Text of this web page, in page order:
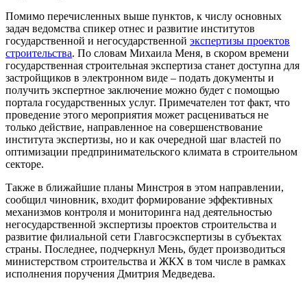
Помимо перечисленных выше пунктов, к числу основных
задач ведомства спикер отнес и развитие институтов
государственной и негосударственной экспертизы проектов
строительства. По словам Михаила Меня, в скором времени
государственная строительная экспертиза станет доступна для
застройщиков в электронном виде – подать документы и
получить экспертное заключение можно будет с помощью
портала государственных услуг. Примечателен тот факт, что
проведение этого мероприятия может расцениваться не
только действие, направленное на совершенствование
института экспертизы, но и как очередной шаг властей по
оптимизации предпринимательского климата в строительном
секторе.
Также в ближайшие планы Минстроя в этом направлении,
сообщил чиновник, входит формирование эффективных
механизмов контроля и мониторинга над деятельностью
негосударственной экспертизы проектов строительства и
развитие филиальной сети Главгосэкспертизы в субъектах
страны. Последнее, подчеркнул Мень, будет производиться
министерством строительства и ЖКХ в том числе в рамках
исполнения поручения Дмитрия Медведева.